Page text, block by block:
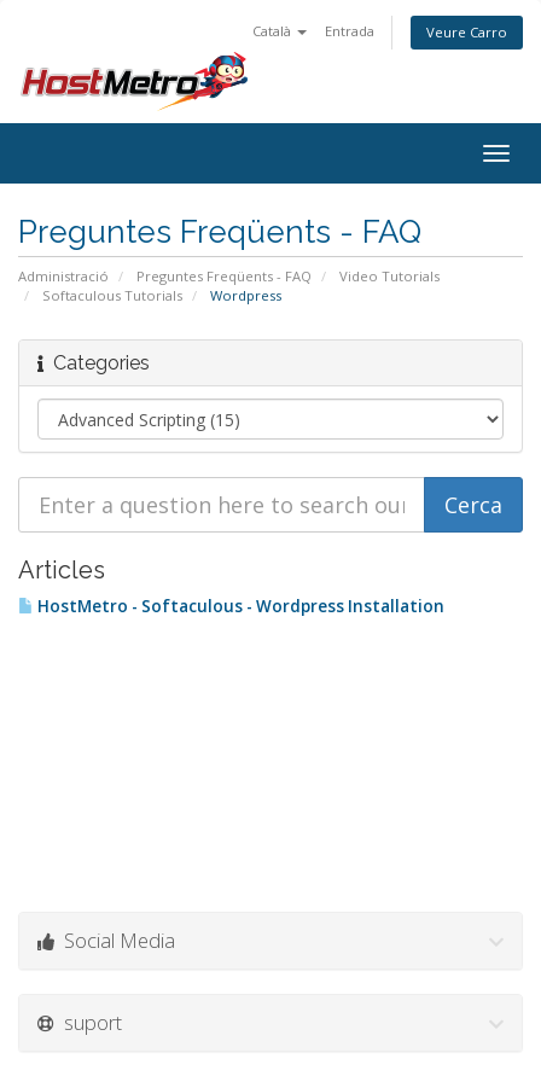
Català Entrada Veure Carro
Preguntes Freqüents - FAQ
Administració Preguntes Freqüents - FAQ
Video Tutorials
Softaculous Tutorials
Wordpress
Categories
Articles
HostMetro - Softaculous - Wordpress Installation
Social Media
suport